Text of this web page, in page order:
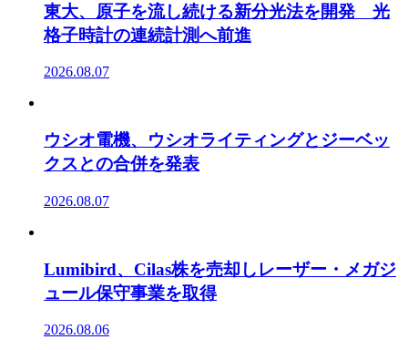
東大、原子を流し続ける新分光法を開発 光
格子時計の連続計測へ前進
2026.08.07
ウシオ電機、ウシオライティングとジーベッ
クスとの合併を発表
2026.08.07
Lumibird、Cilas株を売却しレーザー・メガジ
ュール保守事業を取得
2026.08.06